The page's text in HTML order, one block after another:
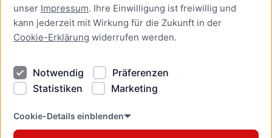
unser Impressum. Ihre Einwilligung ist freiwillig und
kann jederzeit mit Wirkung für die Zukunft in der
Cookie-Erklärung widerrufen werden.
Notwendig
Präferenzen
Statistiken
Marketing
Cookie-Details einblenden
Kontakt
Kontakt
Datenschutzhinweise
Barrierefreiheit
Cookie Erklärung